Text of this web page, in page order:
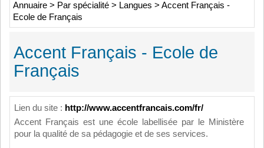
Annuaire > Par spécialité > Langues > Accent Français -
Ecole de Français
Accent Français - Ecole de
Français
Lien du site : http://www.accentfrancais.com/fr/
Accent Français est une école labellisée par le Ministère
pour la qualité de sa pédagogie et de ses services.